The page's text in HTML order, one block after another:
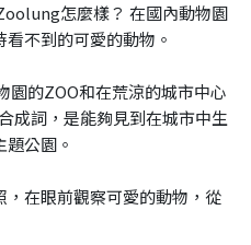
怎麼樣？ 在國內動物園
不到的可愛的動物。
的ZOO和在荒涼的城市中心
成詞，是能夠見到在城市中生
公園。
在眼前觀察可愛的動物，從